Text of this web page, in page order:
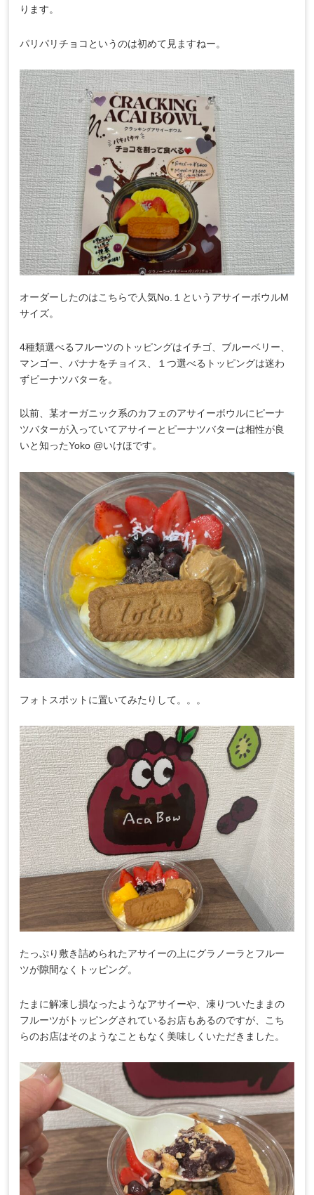
ります。
パリパリチョコというのは初めて見ますねー。
オーダーしたのはこちらで人気No.１というアサイーボウルM
サイズ。
4種類選べるフルーツのトッピングはイチゴ、ブルーベリー、
マンゴー、バナナをチョイス、１つ選べるトッピングは迷わ
ずピーナツバターを。
以前、某オーガニック系のカフェのアサイーボウルにピーナ
ツバターが入っていてアサイーとピーナツバターは相性が良
いと知ったYoko @いけほです。
フォトスポットに置いてみたりして。。。
たっぷり敷き詰められたアサイーの上にグラノーラとフルー
ツが隙間なくトッピング。
たまに解凍し損なったようなアサイーや、凍りついたままの
フルーツがトッピングされているお店もあるのですが、こち
らのお店はそのようなこともなく美味しくいただきました。